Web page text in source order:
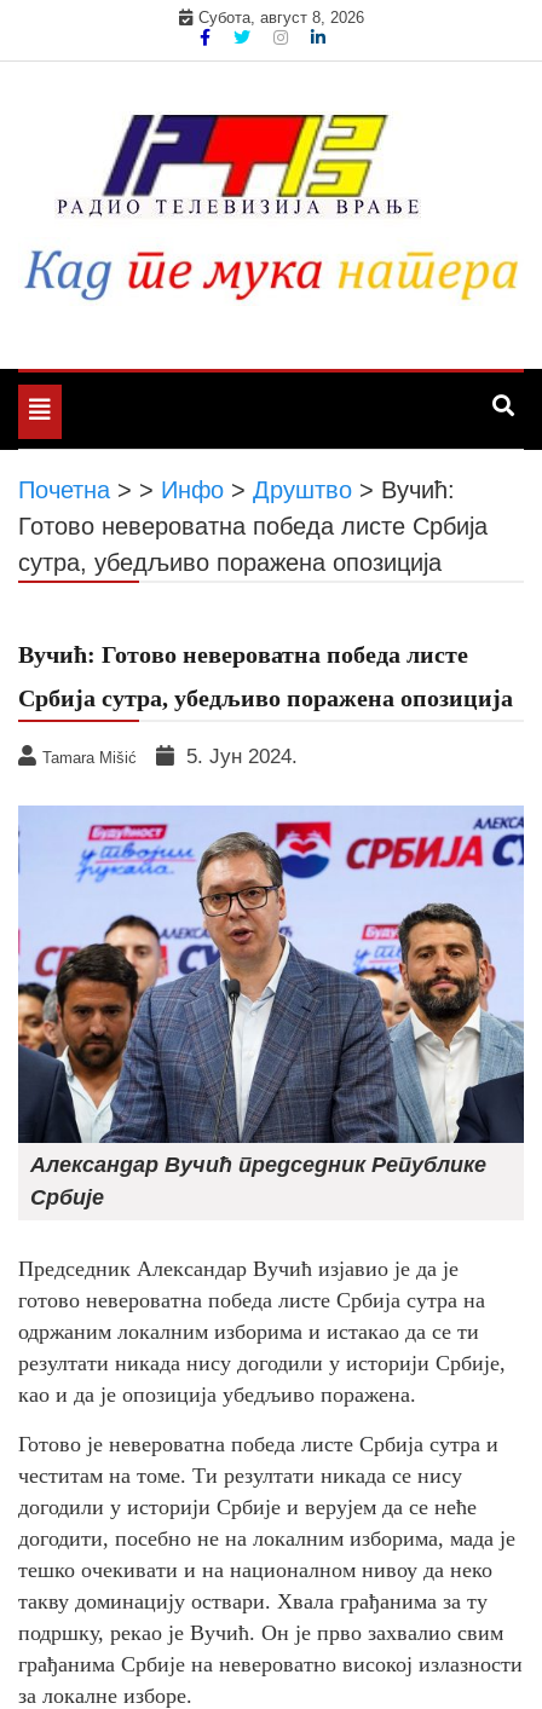
Субота, август 8, 2026
Toggle
navigation
Почетна > > Инфо > Друштво > Вучић:
Готово невероватна победа листе Србија
сутра, убедљиво поражена опозиција
Вучић: Готово невероватна победа листе
Србија сутра, убедљиво поражена опозиција
Tamara Mišić 5. Јун 2024.
Александар Вучић председник Републике
Србије
Председник Александар Вучић изјавио је да је
готово невероватна победа листе Србија сутра на
одржаним локалним изборима и истакао да се ти
резултати никада нису догодили у историји Србије,
као и да је опозиција убедљиво поражена.
Готово је невероватна победа листе Србија сутра и
честитам на томе. Ти резултати никада се нису
догодили у историји Србије и верујем да се неће
догодити, посебно не на локалним изборима, мада је
тешко очекивати и на националном нивоу да неко
такву доминацију оствари. Хвала грађанима за ту
подршку, рекао је Вучић. Он је прво захвалио свим
грађанима Србије на невероватно високој излазности
за локалне изборе.